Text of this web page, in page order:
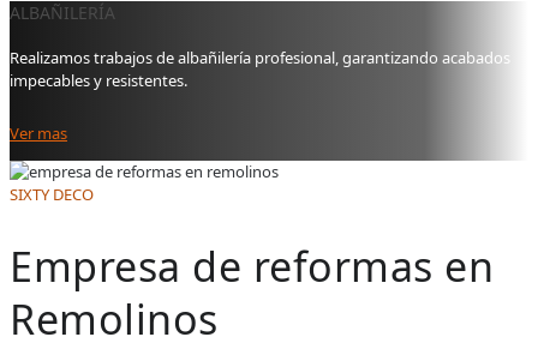
ALBAÑILERÍA
Realizamos trabajos de albañilería profesional, garantizando acabados
impecables y resistentes.
Ver mas
SIXTY DECO
Empresa de reformas en
Remolinos